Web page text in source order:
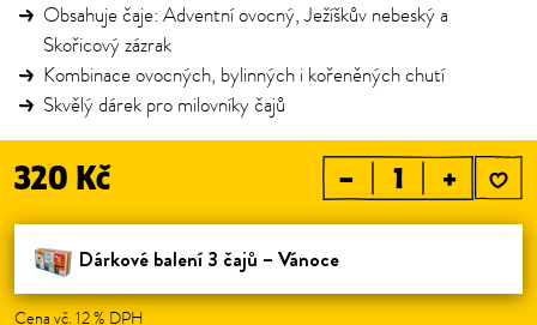
Obsahuje čaje: Adventní ovocný, Ježíškův nebeský a
Skořicový zázrak
Kombinace ovocných, bylinných i kořeněných chutí
Skvělý dárek pro milovníky čajů
320 Kč – +
Dárkové balení 3 čajů – Vánoce
Cena vč. 12 % DPH